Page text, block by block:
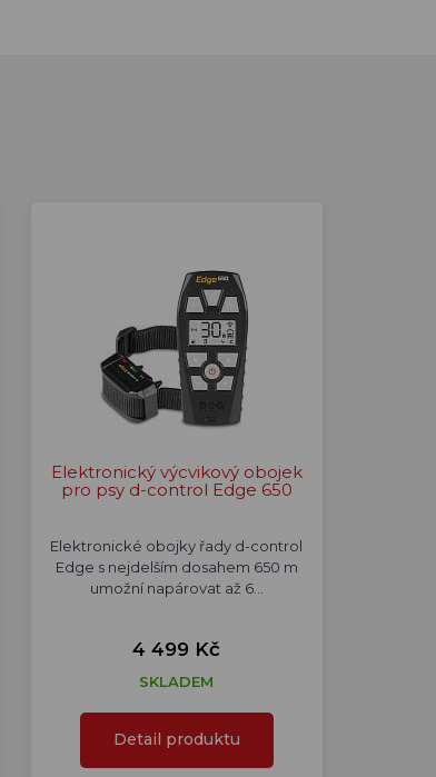
Elektronický výcvikový obojek
pro psy d-control Edge 650
Elektronické obojky řady d-control
Edge s nejdelším dosahem 650 m
umožní napárovat až 6…
4 499 Kč
SKLADEM
Detail produktu